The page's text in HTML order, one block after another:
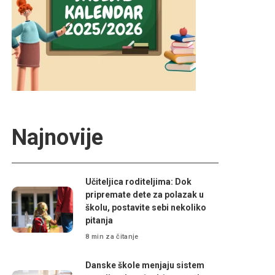
Najnovije
Učiteljica roditeljima: Dok
pripremate dete za polazak u
školu, postavite sebi nekoliko
pitanja
8 min za čitanje
Danske škole menjaju sistem